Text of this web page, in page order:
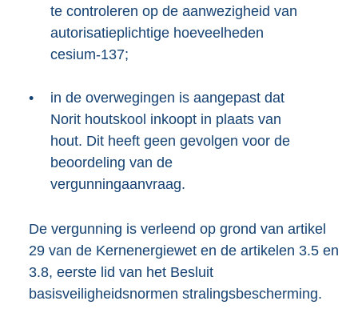
te controleren op de aanwezigheid van
autorisatieplichtige hoeveelheden
cesium-137;
•
in de overwegingen is aangepast dat
Norit houtskool inkoopt in plaats van
hout. Dit heeft geen gevolgen voor de
beoordeling van de
vergunningaanvraag.
De vergunning is verleend op grond van artikel
29 van de Kernenergiewet en de artikelen 3.5 en
3.8, eerste lid van het Besluit
basisveiligheidsnormen stralingsbescherming.